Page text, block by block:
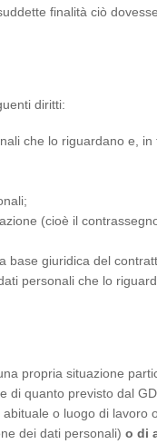
finalità ciò
diritti:
che lo riguardano e, in
(cioè il
base giuridica del
personali che lo
propria situazione
di quanto previsto dal
o luogo di lavoro
dei dati personali) o di